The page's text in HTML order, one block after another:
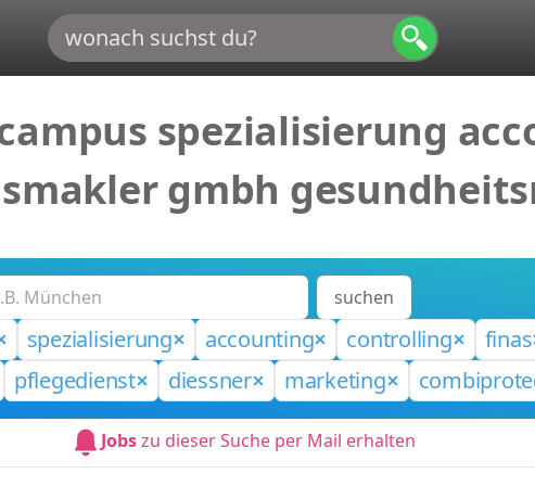
spezialisierung
gmbh
combiprotect
suchen
spezialisierung accounting controlling finas
pflegedienst diessner marketing
Jobszu dieser Suche per Mail erhalten